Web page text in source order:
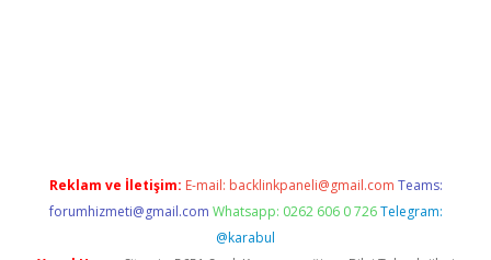
Reklam ve İletişim: E-mail: backlinkpaneli@gmail.com Teams:
forumhizmeti@gmail.com Whatsapp: 0262 606 0 726 Telegram:
@karabul